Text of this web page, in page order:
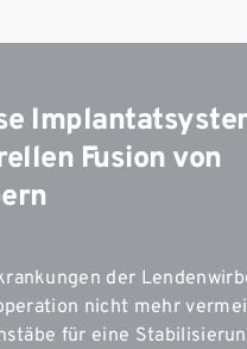
Fusion von
der
nicht mehr
für eine